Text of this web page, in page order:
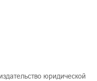
юридической